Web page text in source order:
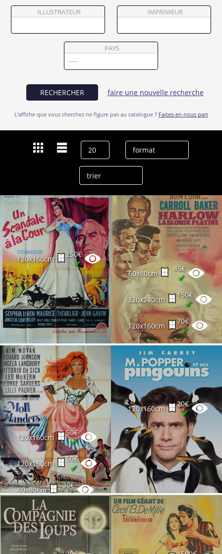
Vendre
ILLUSTRATEUR IMPRIMEUR
PAYS
RECHERCHER faire une nouvelle recherche
L’affiche que vous cherchez ne figure pas au catalogue ? Faites-en nous part
120x160cm
250€
✔
60x80cm
45€
✔
320x240cm
150€
✔
120x160cm
70€
✔
120x160cm
50€
✔
120x160cm
50€
✔
60x80cm
30€
✔
120x160cm
20€
✔